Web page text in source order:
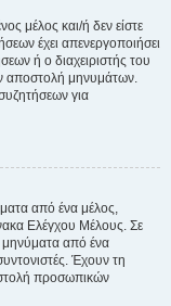
μέλος και/ή δεν είστε
έχει απενεργοποιήσει
ή ο διαχειριστής του
αποστολή μηνυμάτων.
για
από ένα μέλος,
Ελέγχου Μέλους. Σε
από ένα
Έχουν τη
προσωπικών